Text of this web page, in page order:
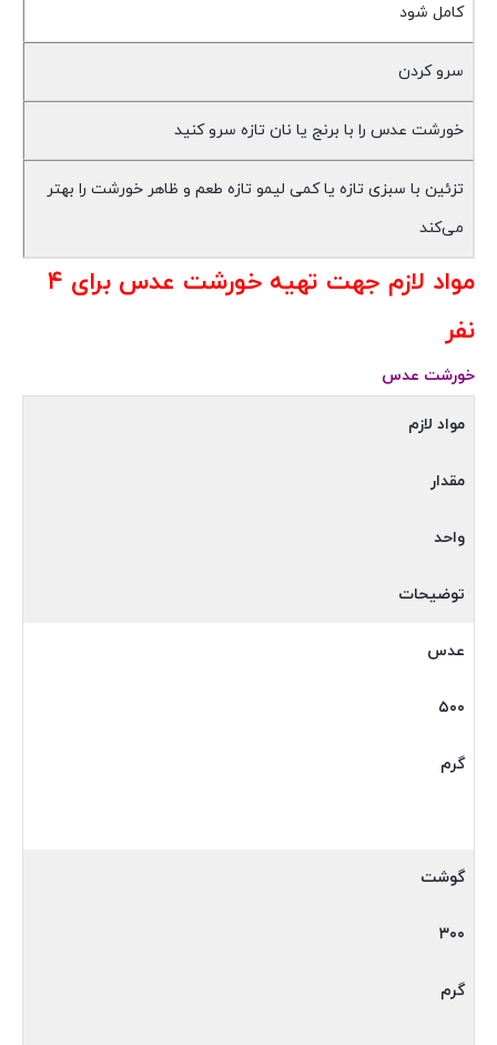
کامل شود
سرو کردن
خورشت عدس را با برنج یا نان تازه سرو کنید
تزئین با سبزی تازه یا کمی لیمو تازه طعم و ظاهر خورشت را بهتر
می‌کند
مواد لازم جهت تهیه خورشت عدس برای ۴
نفر
خورشت عدس
مواد لازم
مقدار
واحد
توضیحات
عدس
۵۰۰
گرم
گوشت
۳۰۰
گرم